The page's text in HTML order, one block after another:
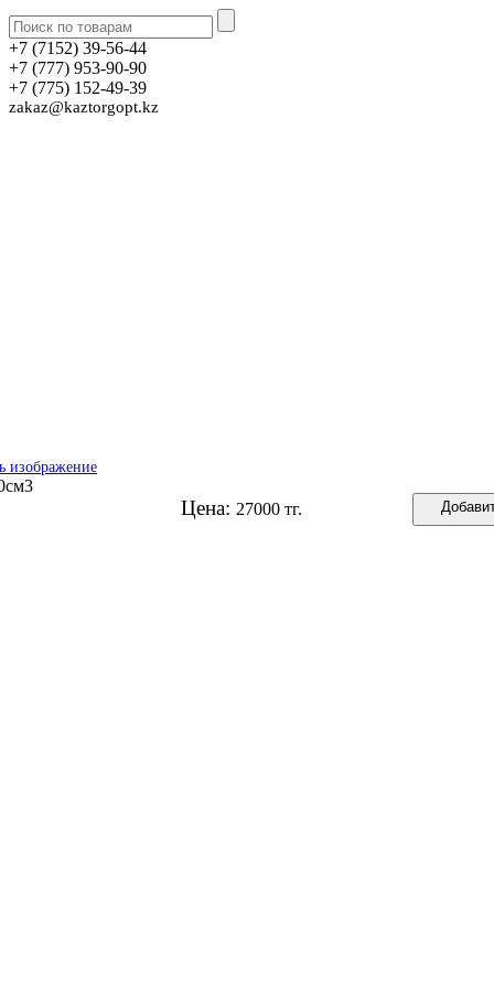
+7 (7152) 39-56-44
+7 (777) 953-90-90
+7 (775) 152-49-39
zakaz@kaztorgopt.kz
изображение
Цена: 27000 тг.